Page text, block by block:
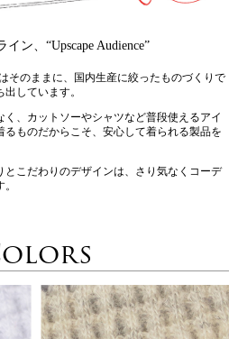
イン、“Upscape Audience”
そのままに、国内生産に絞ったものづくりで
しています。
、カットソーやシャツなど普段使えるアイ
ものだからこそ、安心して着られる製品を
とこだわりのデザインは、さり気なくコーデ